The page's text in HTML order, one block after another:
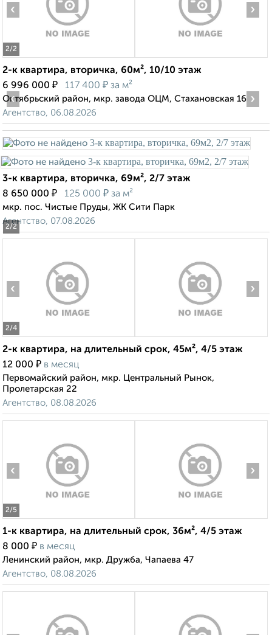
2/2
‹ ›
2-к квартира, вторичка, 60м², 10/10 этаж
6 996 000 ₽ 117 400 ₽ за м²
Октябрьский район, мкр. завода ОЦМ, Стахановская 16
Агентство, 06.08.2026
2/2
‹ ›
3-к квартира, вторичка, 69м², 2/7 этаж
8 650 000 ₽ 125 000 ₽ за м²
мкр. пос. Чистые Пруды, ЖК Сити Парк
Агентство, 07.08.2026
2/4
‹ ›
2-к квартира, на длительный срок, 45м², 4/5 этаж
12 000 ₽ в месяц
Первомайский район, мкр. Центральный Рынок,
Пролетарская 22
Агентство, 08.08.2026
2/5
‹ ›
1-к квартира, на длительный срок, 36м², 4/5 этаж
8 000 ₽ в месяц
Ленинский район, мкр. Дружба, Чапаева 47
Агентство, 08.08.2026